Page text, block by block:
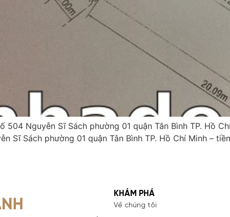
504 Nguyễn Sĩ Sách phường 01 quận Tân Bình TP. Hồ
Sĩ Sách phường 01 quận Tân Bình TP. Hồ Chí Minh –
KHÁM PHÁ
Về chúng tôi